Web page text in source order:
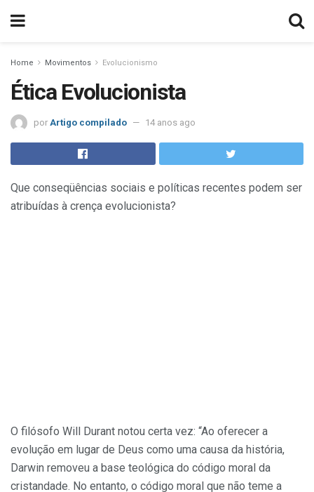
Home Movimentos Evolucionismo
Ética Evolucionista
por Artigo compilado 14 anos ago
Que conseqüências sociais e políticas recentes podem ser
atribuídas à crença evolucionista?
O filósofo Will Durant notou certa vez: “Ao oferecer a
evolução em lugar de Deus como uma causa da história,
Darwin removeu a base teológica do código moral da
cristandade. No entanto, o código moral que não teme a